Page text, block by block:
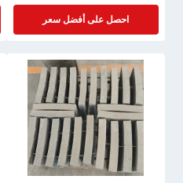
احصل على أفضل سعر